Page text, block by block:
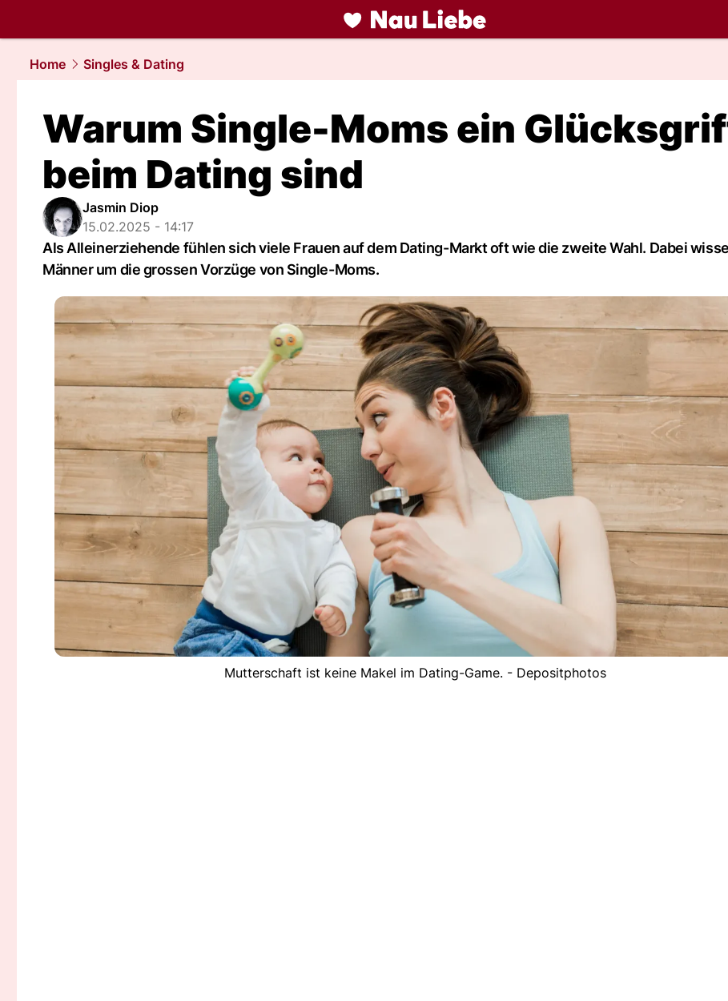
liebe.NAU.ch
Home
Singles & Dating
Warum Single-Moms ein
beim Dating sind
Jasmin Diop
15.02.2025 - 14:17
Als Alleinerziehende fühlen sich viele Frauen auf dem Dating-Markt oft wie die zweite Wahl. Dabei
Männer um die grossen Vorzüge von Single-Moms.
Mutterschaft ist keine Makel im Dating-Game. - Depositphotos